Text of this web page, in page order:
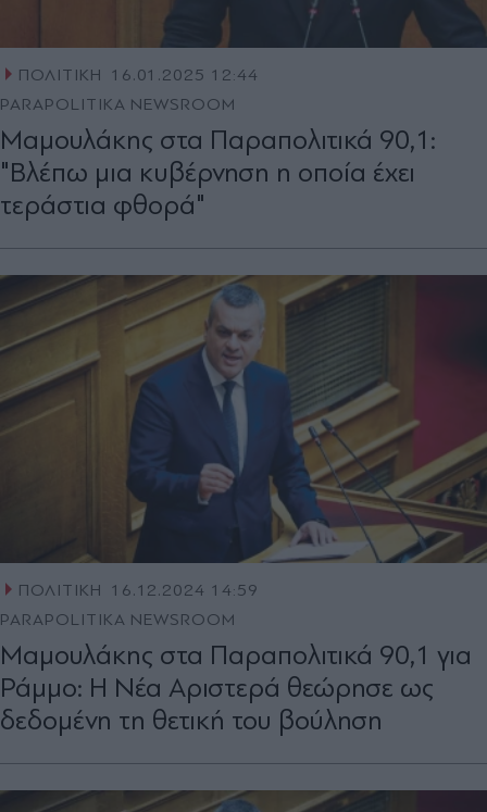
ΠΟΛΙΤΙΚΗ
16.01.2025 12:44
PARAPOLITIKA NEWSROOM
Μαμουλάκης στα Παραπολιτικά 90,1:
"Βλέπω μια κυβέρνηση η οποία έχει
τεράστια φθορά"
ΠΟΛΙΤΙΚΗ
16.12.2024 14:59
PARAPOLITIKA NEWSROOM
Μαμουλάκης στα Παραπολιτικά 90,1 για
Ράμμο: Η Νέα Αριστερά θεώρησε ως
δεδομένη τη θετική του βούληση